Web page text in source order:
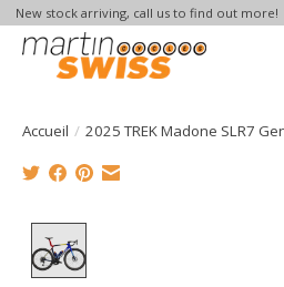
New stock arriving, call us to find out more!
Accueil / 2025 TREK Madone SLR7